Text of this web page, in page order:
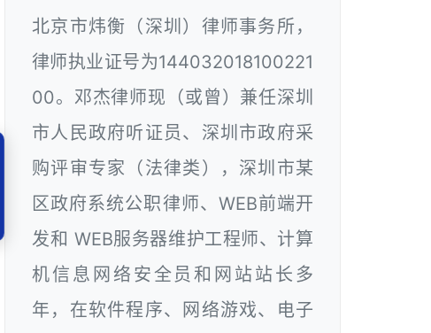
北京市炜衡（深圳）律师事务所，
律师执业证号为144032018100221
00。邓杰律师现（或曾）兼任深圳
市人民政府听证员、深圳市政府采
购评审专家（法律类），深圳市某
区政府系统公职律师、WEB前端开
发和 WEB服务器维护工程师、计算
机信息网络安全员和网站站长多
年，在软件程序、网络游戏、电子